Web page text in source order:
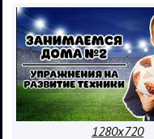
1280x720